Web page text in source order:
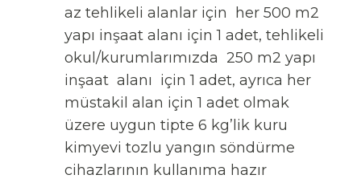
az tehlikeli alanlar için her 500 m2
yapı inşaat alanı için 1 adet, tehlikeli
okul/kurumlarımızda 250 m2 yapı
inşaat alanı için 1 adet, ayrıca her
müstakil alan için 1 adet olmak
üzere uygun tipte 6 kg’lik kuru
kimyevi tozlu yangın söndürme
cihazlarının kullanıma hazır